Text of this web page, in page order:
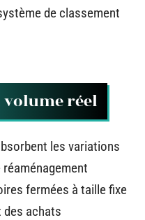
de classement
réel
les variations
fermées à taille fixe
achats